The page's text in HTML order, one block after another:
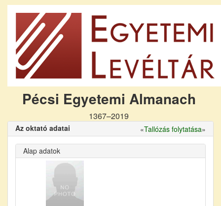
Pécsi Egyetemi Almanach
1367–2019
Az oktató adatai «Tallózás folytatása»
Alap adatok